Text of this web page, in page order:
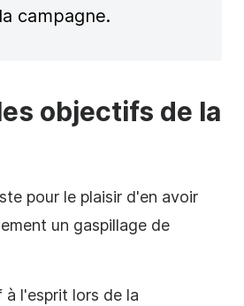
campagne.
objectifs de la
pour le plaisir d'en avoir
un gaspillage de
l'esprit lors de la